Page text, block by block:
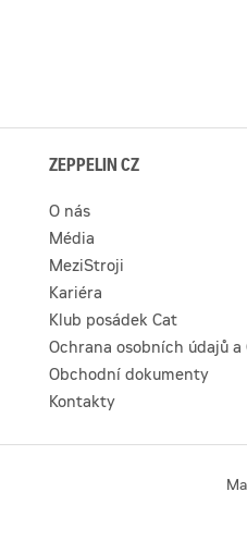
ZEPPELIN CZ
O nás
Média
MeziStroji
Kariéra
Klub posádek Cat
Ochrana osobních údajů a
Obchodní dokumenty
Kontakty